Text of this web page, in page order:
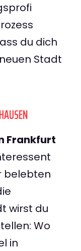
du dich
Stadt
Frankfurt
belebten
wirst du
Wo
in